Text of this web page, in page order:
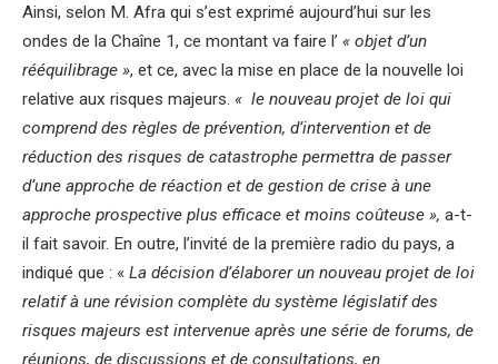
Ainsi, selon M. Afra qui s’est exprimé aujourd’hui sur les
ondes de la Chaîne 1, ce montant va faire l’ « objet d’un
rééquilibrage », et ce, avec la mise en place de la nouvelle loi
relative aux risques majeurs. « le nouveau projet de loi qui
comprend des règles de prévention, d’intervention et de
réduction des risques de catastrophe permettra de passer
d’une approche de réaction et de gestion de crise à une
approche prospective plus efficace et moins coûteuse », a-t-
il fait savoir. En outre, l’invité de la première radio du pays, a
indiqué que : « La décision d’élaborer un nouveau projet de loi
relatif à une révision complète du système législatif des
risques majeurs est intervenue après une série de forums, de
réunions, de discussions et de consultations, en